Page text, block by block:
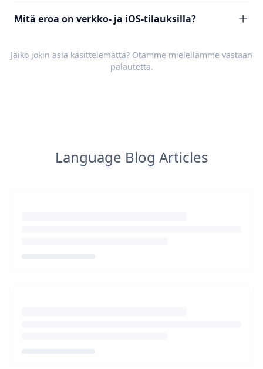
Mitä eroa on verkko- ja iOS-tilauksilla?
Jäikö jokin asia käsittelemättä? Otamme mielellämme vastaan
palautetta.
Language Blog Articles